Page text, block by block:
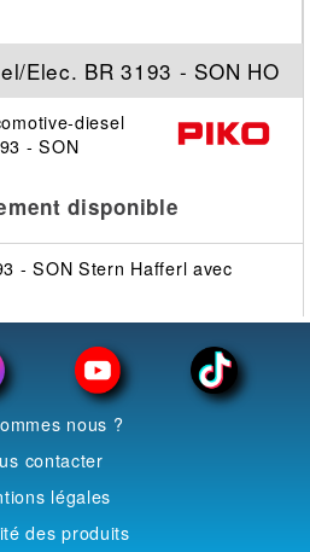
Elec. BR 3193 - SON HO
diesel
- SON
disponible
- SON Stern Hafferl avec
nous ?
contacter
légales
des produits